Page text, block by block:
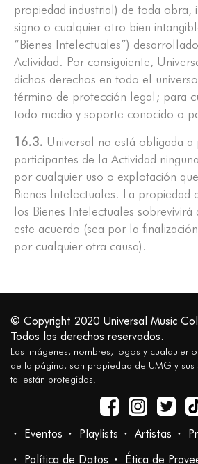
propiedad industrial) de toda obra,
signo o cualquier otro bien
“Bienes Intelectuales”)
Actividad. Por consiguiente,
dichos derechos en todo el
término de protección legal; para
todo medio y soporte conocido o
16.3. Universal no está obligada a
participantes de la Actividad
por cualquier uso o explotación
Bienes Intelectuales. La propiedad
los Bienes Intelectuales
este acuerdo (sea por la
por cualquier otra causa).
© Copyright 2020 Universal Music
Todos los derechos reservados.
Las imágenes, nombres, logos y cualquier
de la página, son propiedad de UMG y sus
tal están protegidas.
Eventos Playlists Artistas
Política de Datos
Ética de